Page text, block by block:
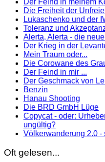
Der Feind in meinem
Die Freiheit der
Lukaschenko und der
Toleranz und
Alerta, Alerta - die
Der Krieg in der
Mein Traum oder...
Die Corowane des
Der Feind in mir ...
Der Geschmack von
Benzin
Hanau Shooting
Die BRD GmbH Lüge
Copycat - oder:
ungültig?
Völkerwanderung 2.0
Oft gelesen...